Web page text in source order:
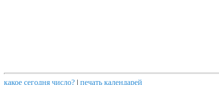
какое сегодня число? | печать календарей